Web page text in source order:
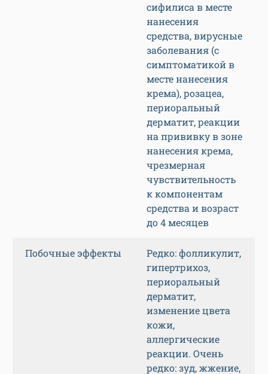
сифилиса в месте
нанесения
средства, вирусные
заболевания (с
симптоматикой в
месте нанесения
крема), розацеа,
периоральный
дерматит, реакции
на прививку в зоне
нанесения крема,
чрезмерная
чувствительность
к компонентам
средства и возраст
до 4 месяцев
Побочные эффекты
Редко: фолликулит,
гипертрихоз,
периоральный
дерматит,
изменение цвета
кожи,
аллергические
реакции. Очень
редко: зуд, жжение,